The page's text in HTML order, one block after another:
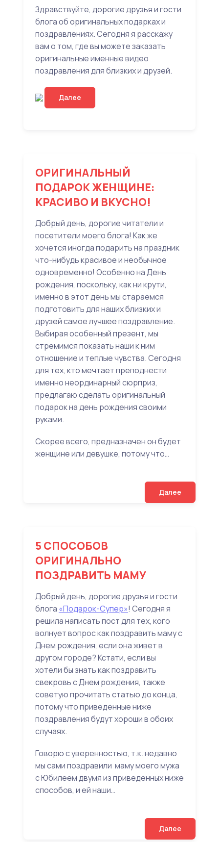
Здравствуйте, дорогие друзья и гости
блога об оригинальных подарках и
поздравлениях. Сегодня я расскажу
вам о том, где вы можете заказать
оригинальные именные видео
поздравления для близких и друзей.
Далее
ОРИГИНАЛЬНЫЙ
ПОДАРОК ЖЕНЩИНЕ:
КРАСИВО И ВКУСНО!
Добрый день, дорогие читатели и
посетители моего блога! Как же
хочется иногда подарить на праздник
что-нибудь красивое и необычное
одновременно! Особенно на День
рождения, поскольку, как ни крути,
именно в этот день мы стараемся
подготовить для наших близких и
друзей самое лучшее поздравление.
Выбирая особенный презент, мы
стремимся показать наши к ним
отношение и теплые чувства. Сегодня
для тех, кто мечтает преподнести
именно неординарный сюрприз,
предлагаю сделать оригинальный
подарок на день рождения своими
руками.
Скорее всего, предназначен он будет
женщине или девушке, потому что…
Далее
5 СПОСОБОВ
ОРИГИНАЛЬНО
ПОЗДРАВИТЬ МАМУ
Добрый день, дорогие друзья и гости
блога «Подарок-Супер»! Сегодня я
решила написать пост для тех, кого
волнует вопрос как поздравить маму с
Днем рождения, если она живет в
другом городе? Кстати, если вы
хотели бы знать как поздравить
свекровь с Днем рождения, также
советую прочитать статью до конца,
потому что приведенные ниже
поздравления будут хороши в обоих
случаях.
Говорю с уверенностью, т.к. недавно
мы сами поздравили маму моего мужа
с Юбилеем двумя из приведенных ниже
способов, и ей наши…
Далее